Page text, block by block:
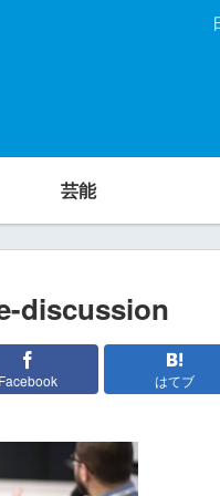
芸能
discussion
Facebook はてブ